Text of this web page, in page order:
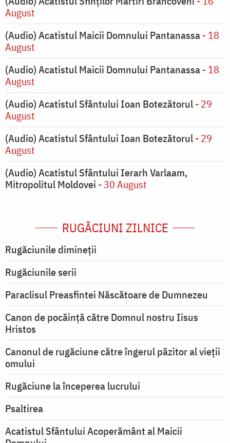
August
(Audio) Acatistul Maicii Domnului Pantanassa- 18
August
(Audio) Acatistul Maicii Domnului Pantanassa- 18
August
(Audio) Acatistul Sfântului Ioan Botezătorul- 29
August
(Audio) Acatistul Sfântului Ioan Botezătorul- 29
August
(Audio) Acatistul Sfântului Ierarh Varlaam,
Mitropolitul Moldovei - 30 August
RUGĂCIUNI ZILNICE
Rugăciunile dimineții
Rugăciunile serii
Paraclisul Preasfintei Născătoare de Dumnezeu
Canon de pocăință către Domnul nostru Iisus
Hristos
Canonul de rugăciune către îngerul păzitor al vieții
omului
Rugăciune la începerea lucrului
Psaltirea
Acatistul Sfântului Acoperământ al Maicii